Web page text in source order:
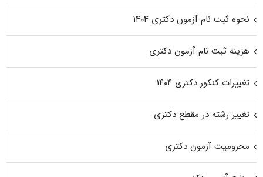
نحوه ثبت نام آزمون دکتری ۱۴۰۴
هزینه ثبت نام آزمون دکتری
تغییرات کنکور دکتری ۱۴۰۴
تغییر رشته در مقطع دکتری
محرومیت آزمون دکتری